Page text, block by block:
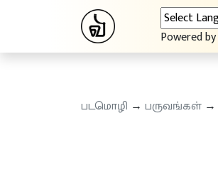
Powered by
படமொழி → பருவங்கள் →